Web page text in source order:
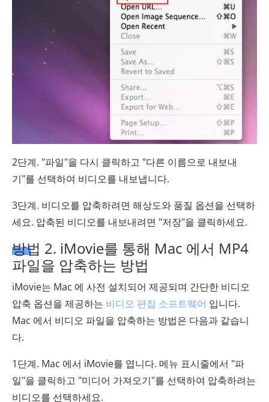
2단계. "파일"을 다시 클릭하고 "다른 이름으로 내보내
기"를 선택하여 비디오를 내보냅니다.
3단계. 비디오를 압축하려면 해상도와 품질 옵션을 선택하
세요. 압축된 비디오를 내보내려면 "저장"을 클릭하세요.
방법 2. iMovie를 통해 Mac 에서 MP4
파일을 압축하는 방법
iMovie는 Mac 에 사전 설치되어 제공되며 간단한 비디오
압축 옵션을 제공하는 비디오 편집 소프트웨어 입니다.
Mac 에서 비디오 파일을 압축하는 방법은 다음과 같습니
다.
1단계. Mac 에서 iMovie를 엽니다. 메뉴 표시줄에서 "파
일"을 클릭하고 "미디어 가져오기"를 선택하여 압축하려는
비디오를 선택하세요.